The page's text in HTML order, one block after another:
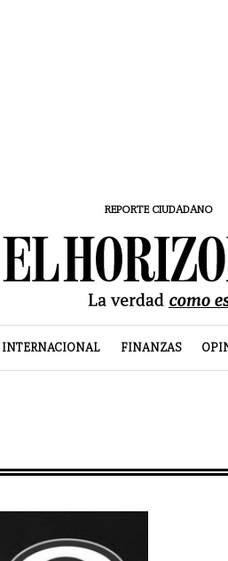
REPORTE CIUDADANO
INTERNACIONAL FINANZAS